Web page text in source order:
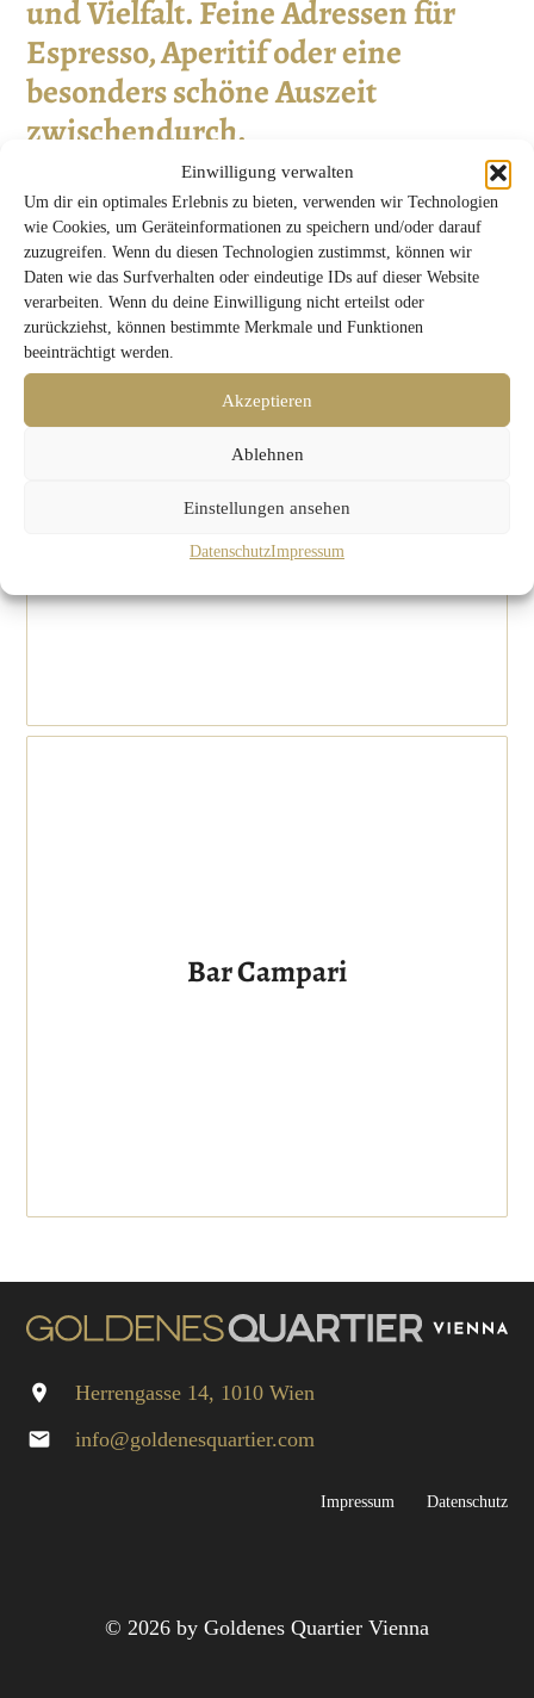
Einwilligung verwalten
Um dir ein optimales Erlebnis zu bieten, verwenden wir Technologien
wie Cookies, um Geräteinformationen zu speichern und/oder darauf
zuzugreifen. Wenn du diesen Technologien zustimmst, können wir
Daten wie das Surfverhalten oder eindeutige IDs auf dieser Website
verarbeiten. Wenn du deine Einwilligung nicht erteilst oder
zurückziehst, können bestimmte Merkmale und Funktionen
beeinträchtigt werden.
Akzeptieren
Ablehnen
Einstellungen ansehen
DatenschutzImpressum
und Vielfalt. Feine Adressen für
Espresso, Aperitif oder eine
besonders schöne Auszeit
zwischendurch.
Bar Campari
location_on
Herrengasse 14, 1010 Wien
mail
info@goldenesquartier.com
Impressum Datenschutz
© 2026 by Goldenes Quartier Vienna